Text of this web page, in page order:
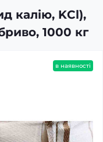
калію, KCl),
1000 кг
в наявності